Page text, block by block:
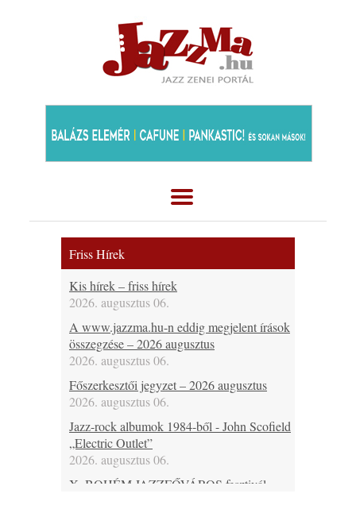
Friss Hírek
Kis hírek – friss hírek
2026. augusztus 06.
A www.jazzma.hu-n eddig megjelent írások
összegzése – 2026 augusztus
2026. augusztus 06.
Főszerkesztői jegyzet – 2026 augusztus
2026. augusztus 06.
Jazz-rock albumok 1984-ből - John Scofield
„Electric Outlet”
2026. augusztus 06.
X. BOHÉM JAZZFŐVÁROS fesztivál,